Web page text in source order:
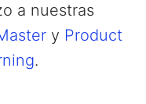
a nuestras
y Product
.